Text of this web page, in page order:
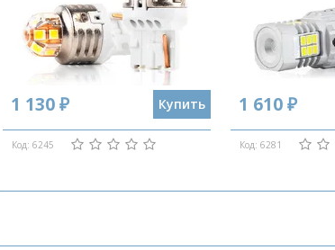
1 130 ₽ Купить
Код: 6245
1 610 ₽
Код: 6281